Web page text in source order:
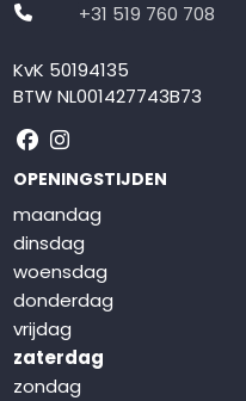
+31 519 760 708
KvK 50194135
BTW NL001427743B73
Volg ons op Facebook
Volg ons op Instagram
OPENINGSTIJDEN
maandag
dinsdag
woensdag
donderdag
vrijdag
zaterdag
zondag